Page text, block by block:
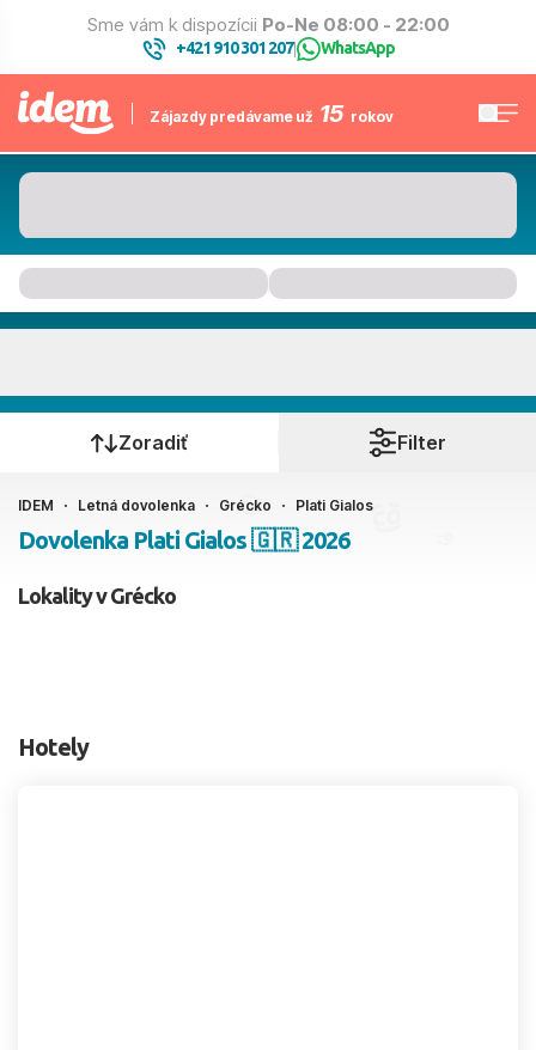
Sme vám k dispozícii Po-Ne 08:00 - 22:00
+421 910 301 207| WhatsApp
Zájazdy predávame už 15 rokov
Kedy cestujete?
Ako cestujete?
2 dospelí, 0 deti
Zoradiť Filter
IDEM Letná dovolenka Grécko Plati Gialos
Dovolenka Plati Gialos 🇬🇷 2026
Lokality v Grécko
Hotely